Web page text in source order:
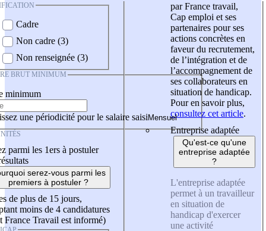
Cadre
Non cadre (3)
Non renseignée (3)
BRUT MINIMUM
minimum
une périodicité pour le salaire saisi
parmi les 1ers à postuler
serez-vous parmi les
premiers à postuler ?
de plus de 15 jours,
moins de 4 candidatures
France Travail est informé)
par France travail,
Cap emploi et ses
partenaires pour ses
actions concrètes en
faveur du recrutement,
de l’intégration et de
l’accompagnement de
ses collaborateurs en
situation de handicap.
Pour en savoir plus,
consultez cet article.
Entreprise adaptée
Qu'est-ce qu'une
entreprise adaptée
?
L'entreprise adaptée
permet à un travailleur
en situation de
handicap d'exercer
une activité